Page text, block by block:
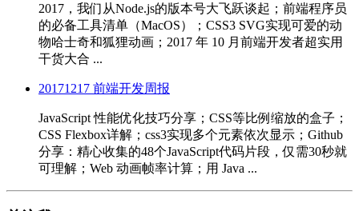
2017，我们从Node.js的版本号大飞跃谈起；前端程序员
的必备工具清单（MacOS）；CSS3 SVG实现可爱的动
物哈士奇和狐狸动画；2017 年 10 月前端开发者超实用
干货大合 ...
20171217 前端开发周报
JavaScript 性能优化技巧分享；CSS等比例缩放的盒子；
CSS Flexbox详解；css3实现多个元素依次显示；Github
分享：精心收集的48个JavaScript代码片段，仅需30秒就
可理解；Web 动画帧率计算；用 Java ...